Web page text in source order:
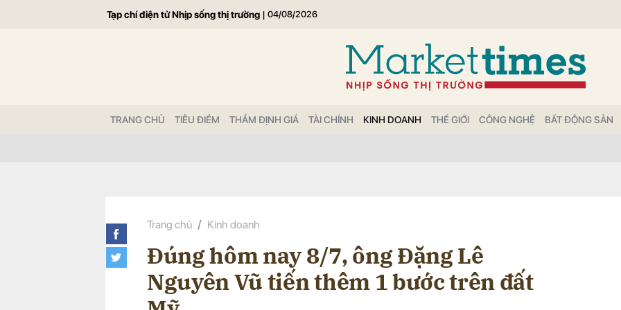
Tạp chí điện tử Nhịp sống thị trường | 04/08/2026
TRANG CHỦ TIÊU ĐIỂM THẨM ĐỊNH GIÁ TÀI CHÍNH KINH DOANH THẾ GIỚI CÔNG NGHỆ BẤT ĐỘNG SẢN
Trang chủ Kinh doanh
Đúng hôm nay 8/7, ông Đặng Lê
Nguyên Vũ tiến thêm 1 bước trên đất
Gửi bình luận